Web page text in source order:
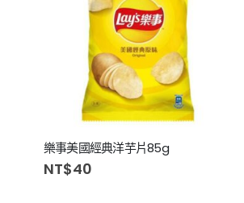
樂事美國經典洋芋片85g
NT$40